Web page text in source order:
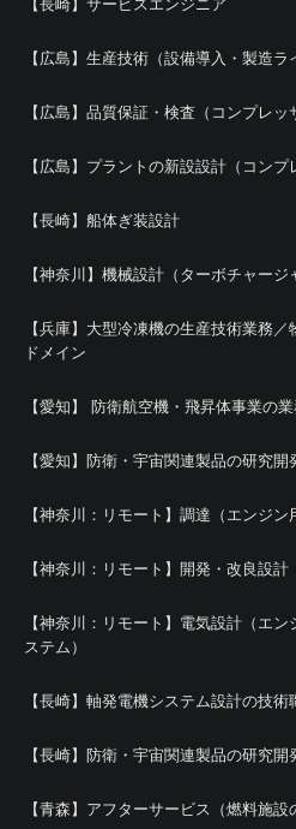
【長崎】サービスエンジニア
【広島】生産技術（設備導入・製造ラ
【広島】品質保証・検査（コンプレッ
【広島】プラントの新設設計（コンプ
【長崎】船体ぎ装設計
【神奈川】機械設計（ターボチャージ
【兵庫】大型冷凍機の生産技術業務
ドメイン
【愛知】 防衛航空機・飛昇体事業の
【愛知】防衛・宇宙関連製品の研究開
【神奈川：リモート】調達（エンジン
【神奈川：リモート】開発・改良設計
【神奈川：リモート】電気設計（エ
ステム）
【長崎】軸発電機システム設計の技術
【長崎】防衛・宇宙関連製品の研究開
【青森】アフターサービス（燃料施設